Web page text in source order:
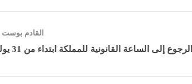
القادم بوست
الرجوع إلى الساعة القانونية للمملكة ابتداء من 31 يوليوز